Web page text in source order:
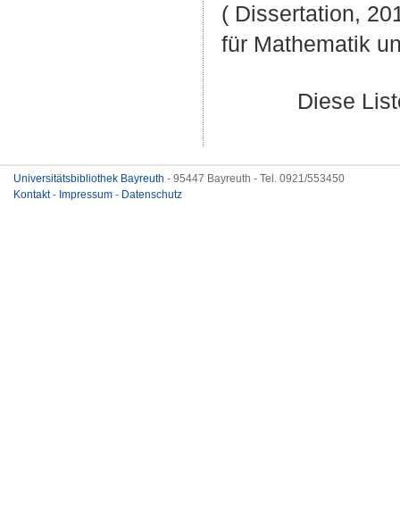
( Dissertation,
für Mathematik
Diese
Universitätsbibliothek Bayreuth - 95447 Bayreuth - Tel. 0921/553450
Kontakt- Impressum - Datenschutz